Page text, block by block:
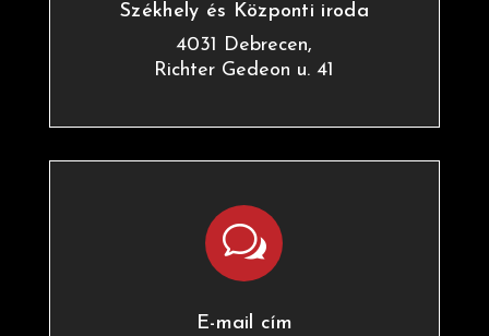
Székhely és Központi iroda
4031 Debrecen,
Richter Gedeon u. 41
w
E-mail cím